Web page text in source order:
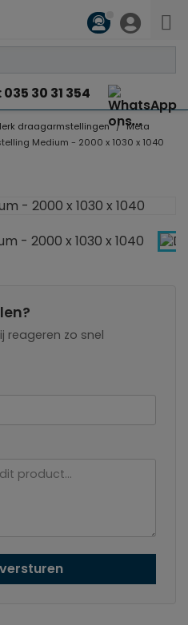
035 30 31 354
draagarmstellingen
Meta
Medium - 2000 x 1030 x 1040
reageren zo snel